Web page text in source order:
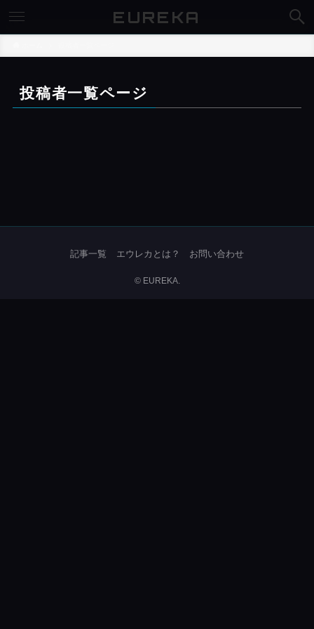
EUREKA
投稿者一覧ページ
記事一覧 エウレカとは？ お問い合わせ
©EUREKA.